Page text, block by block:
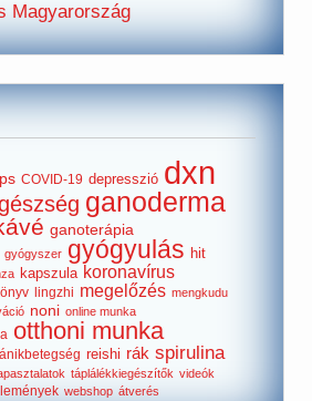
Magyarország
COVID-19 depresszió dxn
ganoderma
ganoterápia
gyógyszer gyógyulás hit
kapszula koronavírus
lingzhi megelőzés mengkudu
noni online munka
otthoni munka
reishi rák spirulina
táplálékkiegészítők videók
webshop átverés